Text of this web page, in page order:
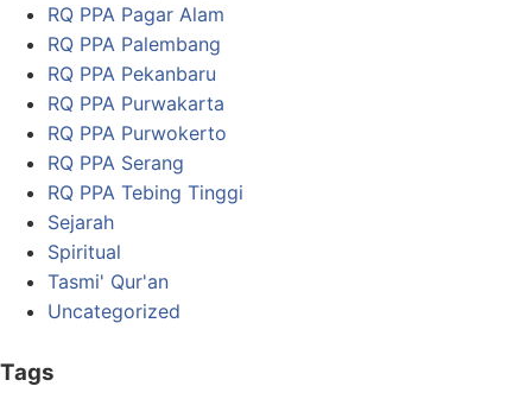
RQ PPA Pagar Alam
RQ PPA Palembang
RQ PPA Pekanbaru
RQ PPA Purwakarta
RQ PPA Purwokerto
RQ PPA Serang
RQ PPA Tebing Tinggi
Sejarah
Spiritual
Tasmi' Qur'an
Uncategorized
Tags